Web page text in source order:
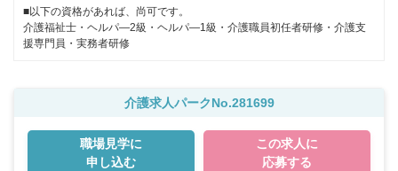
■以下の資格があれば、尚可です。
介護福祉士・ヘルパ―2級・ヘルパ―1級・介護職員初任者研修・介護支
援専門員・実務者研修
介護求人パークNo.281699
職場見学に
申し込む
この求人に
応募する